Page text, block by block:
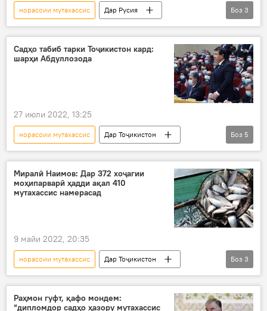
норасоии мутахассис
Дар Русия
сохтмон
муҳоҷирони корӣ
Муҳоҷират
коргарон
Боз 3
Садҳо табиб тарки Тоҷикистон кард:
шарҳи Абдуллозода
27 июли 2022, 13:25
норасоии мутахассис
Дар Тоҷикистон
Муҳоҷират
Тандурустӣ
табиб
Хатлон
Ҷамолиддин Абдуллозода
Боз 5
Миралӣ Наимов: Дар 372 хоҷагии
моҳипарварӣ ҳадди ақал 410
мутахассис намерасад
9 майи 2022, 20:35
норасоии мутахассис
Дар Тоҷикистон
моҳӣ
шикоят мақомот
Боз 3
Раҳмон гуфт, қафо мондем:
“дипломдор садҳо ҳазору мутахассис